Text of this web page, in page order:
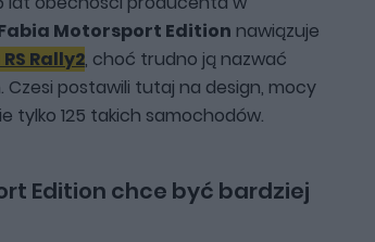
Motorsport Edition nawiązuje
Rally2, choć trudno ją nazwać
postawili tutaj na design, mocy
tylko 125 takich samochodów.
Edition chce być bardziej